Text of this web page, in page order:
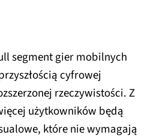
segment gier mobilnych
cyfrowej
rzeczywistości. Z
użytkowników będą
które nie wymagają